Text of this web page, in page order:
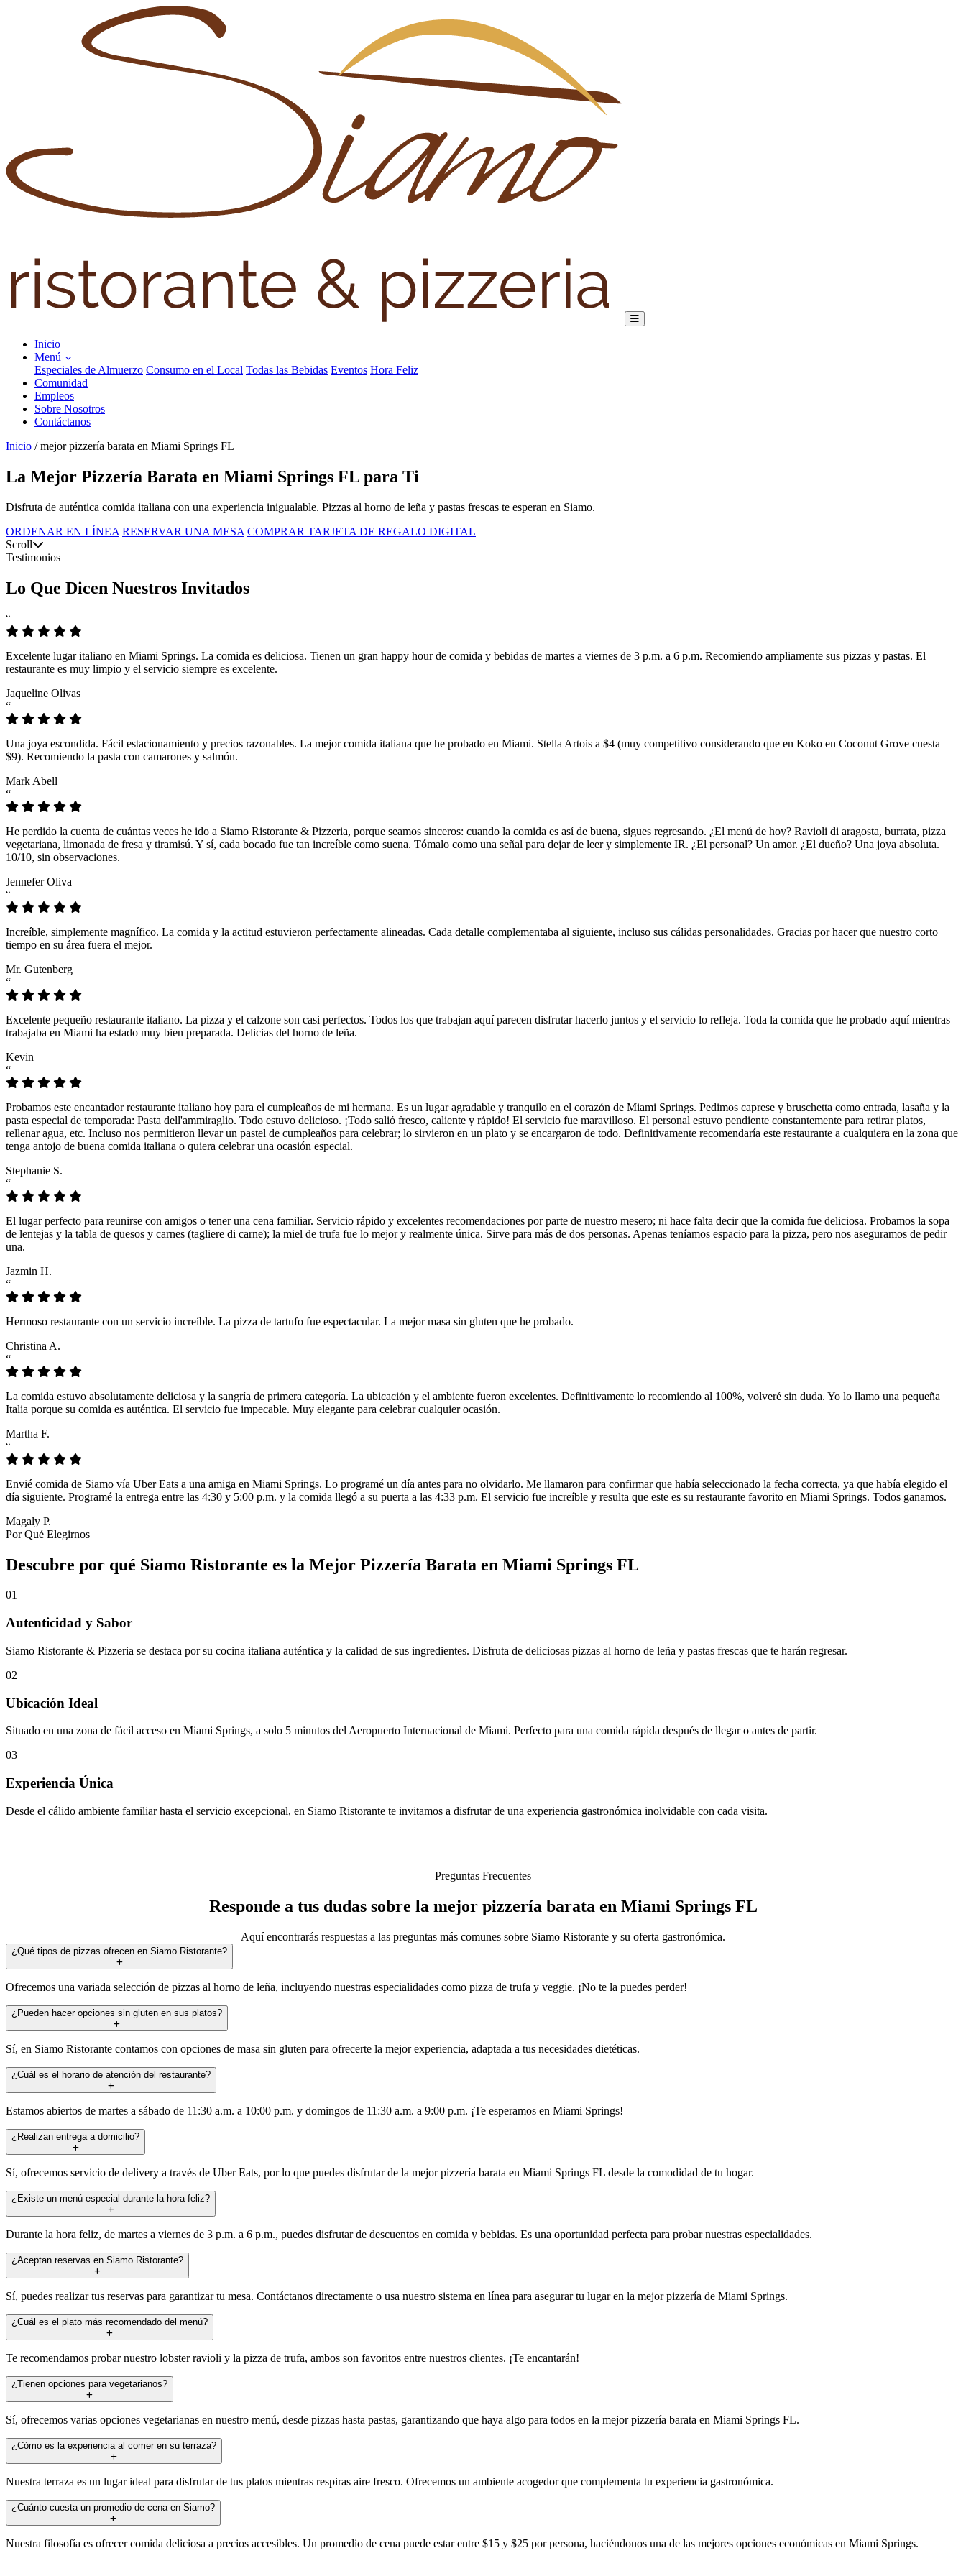
Inicio
Menú
Especiales de Almuerzo Consumo en el Local Todas las Bebidas Eventos Hora Feliz
Comunidad
Empleos
Sobre Nosotros
Contáctanos
Inicio / mejor pizzería barata en Miami Springs FL
La Mejor Pizzería Barata en Miami Springs FL para Ti
Disfruta de auténtica comida italiana con una experiencia inigualable. Pizzas al horno de leña y pastas frescas te esperan en Siamo.
ORDENAR EN LÍNEA RESERVAR UNA MESA COMPRAR TARJETA DE REGALO DIGITAL
Scroll
Testimonios
Lo Que Dicen Nuestros Invitados
“
Excelente lugar italiano en Miami Springs. La comida es deliciosa. Tienen un gran happy hour de comida y bebidas de martes a viernes de 3 p.m. a 6 p.m. Recomiendo ampliamente sus pizzas y pastas. El
restaurante es muy limpio y el servicio siempre es excelente.
Jaqueline Olivas
“
Una joya escondida. Fácil estacionamiento y precios razonables. La mejor comida italiana que he probado en Miami. Stella Artois a $4 (muy competitivo considerando que en Koko en Coconut Grove cuesta
$9). Recomiendo la pasta con camarones y salmón.
Mark Abell
“
He perdido la cuenta de cuántas veces he ido a Siamo Ristorante & Pizzeria, porque seamos sinceros: cuando la comida es así de buena, sigues regresando. ¿El menú de hoy? Ravioli di aragosta, burrata, pizza
vegetariana, limonada de fresa y tiramisú. Y sí, cada bocado fue tan increíble como suena. Tómalo como una señal para dejar de leer y simplemente IR. ¿El personal? Un amor. ¿El dueño? Una joya absoluta.
10/10, sin observaciones.
Jennefer Oliva
“
Increíble, simplemente magnífico. La comida y la actitud estuvieron perfectamente alineadas. Cada detalle complementaba al siguiente, incluso sus cálidas personalidades. Gracias por hacer que nuestro corto
tiempo en su área fuera el mejor.
Mr. Gutenberg
“
Excelente pequeño restaurante italiano. La pizza y el calzone son casi perfectos. Todos los que trabajan aquí parecen disfrutar hacerlo juntos y el servicio lo refleja. Toda la comida que he probado aquí mientras
trabajaba en Miami ha estado muy bien preparada. Delicias del horno de leña.
Kevin
“
Probamos este encantador restaurante italiano hoy para el cumpleaños de mi hermana. Es un lugar agradable y tranquilo en el corazón de Miami Springs. Pedimos caprese y bruschetta como entrada, lasaña y la
pasta especial de temporada: Pasta dell'ammiraglio. Todo estuvo delicioso. ¡Todo salió fresco, caliente y rápido! El servicio fue maravilloso. El personal estuvo pendiente constantemente para retirar platos,
rellenar agua, etc. Incluso nos permitieron llevar un pastel de cumpleaños para celebrar; lo sirvieron en un plato y se encargaron de todo. Definitivamente recomendaría este restaurante a cualquiera en la zona que
tenga antojo de buena comida italiana o quiera celebrar una ocasión especial.
Stephanie S.
“
El lugar perfecto para reunirse con amigos o tener una cena familiar. Servicio rápido y excelentes recomendaciones por parte de nuestro mesero; ni hace falta decir que la comida fue deliciosa. Probamos la sopa
de lentejas y la tabla de quesos y carnes (tagliere di carne); la miel de trufa fue lo mejor y realmente única. Sirve para más de dos personas. Apenas teníamos espacio para la pizza, pero nos aseguramos de pedir
una.
Jazmin H.
“
Hermoso restaurante con un servicio increíble. La pizza de tartufo fue espectacular. La mejor masa sin gluten que he probado.
Christina A.
“
La comida estuvo absolutamente deliciosa y la sangría de primera categoría. La ubicación y el ambiente fueron excelentes. Definitivamente lo recomiendo al 100%, volveré sin duda. Yo lo llamo una pequeña
Italia porque su comida es auténtica. El servicio fue impecable. Muy elegante para celebrar cualquier ocasión.
Martha F.
“
Envié comida de Siamo vía Uber Eats a una amiga en Miami Springs. Lo programé un día antes para no olvidarlo. Me llamaron para confirmar que había seleccionado la fecha correcta, ya que había elegido el
día siguiente. Programé la entrega entre las 4:30 y 5:00 p.m. y la comida llegó a su puerta a las 4:33 p.m. El servicio fue increíble y resulta que este es su restaurante favorito en Miami Springs. Todos ganamos.
Magaly P.
Por Qué Elegirnos
Descubre por qué Siamo Ristorante es la Mejor Pizzería Barata en Miami Springs FL
01
Autenticidad y Sabor
Siamo Ristorante & Pizzeria se destaca por su cocina italiana auténtica y la calidad de sus ingredientes. Disfruta de deliciosas pizzas al horno de leña y pastas frescas que te harán regresar.
02
Ubicación Ideal
Situado en una zona de fácil acceso en Miami Springs, a solo 5 minutos del Aeropuerto Internacional de Miami. Perfecto para una comida rápida después de llegar o antes de partir.
03
Experiencia Única
Desde el cálido ambiente familiar hasta el servicio excepcional, en Siamo Ristorante te invitamos a disfrutar de una experiencia gastronómica inolvidable con cada visita.
Preguntas Frecuentes
Responde a tus dudas sobre la mejor pizzería barata en Miami Springs FL
Aquí encontrarás respuestas a las preguntas más comunes sobre Siamo Ristorante y su oferta gastronómica.
¿Qué tipos de pizzas ofrecen en Siamo Ristorante?
Ofrecemos una variada selección de pizzas al horno de leña, incluyendo nuestras especialidades como pizza de trufa y veggie. ¡No te la puedes perder!
¿Pueden hacer opciones sin gluten en sus platos?
Sí, en Siamo Ristorante contamos con opciones de masa sin gluten para ofrecerte la mejor experiencia, adaptada a tus necesidades dietéticas.
¿Cuál es el horario de atención del restaurante?
Estamos abiertos de martes a sábado de 11:30 a.m. a 10:00 p.m. y domingos de 11:30 a.m. a 9:00 p.m. ¡Te esperamos en Miami Springs!
¿Realizan entrega a domicilio?
Sí, ofrecemos servicio de delivery a través de Uber Eats, por lo que puedes disfrutar de la mejor pizzería barata en Miami Springs FL desde la comodidad de tu hogar.
¿Existe un menú especial durante la hora feliz?
Durante la hora feliz, de martes a viernes de 3 p.m. a 6 p.m., puedes disfrutar de descuentos en comida y bebidas. Es una oportunidad perfecta para probar nuestras especialidades.
¿Aceptan reservas en Siamo Ristorante?
Sí, puedes realizar tus reservas para garantizar tu mesa. Contáctanos directamente o usa nuestro sistema en línea para asegurar tu lugar en la mejor pizzería de Miami Springs.
¿Cuál es el plato más recomendado del menú?
Te recomendamos probar nuestro lobster ravioli y la pizza de trufa, ambos son favoritos entre nuestros clientes. ¡Te encantarán!
¿Tienen opciones para vegetarianos?
Sí, ofrecemos varias opciones vegetarianas en nuestro menú, desde pizzas hasta pastas, garantizando que haya algo para todos en la mejor pizzería barata en Miami Springs FL.
¿Cómo es la experiencia al comer en su terraza?
Nuestra terraza es un lugar ideal para disfrutar de tus platos mientras respiras aire fresco. Ofrecemos un ambiente acogedor que complementa tu experiencia gastronómica.
¿Cuánto cuesta un promedio de cena en Siamo?
Nuestra filosofía es ofrecer comida deliciosa a precios accesibles. Un promedio de cena puede estar entre $15 y $25 por persona, haciéndonos una de las mejores opciones económicas en Miami Springs.